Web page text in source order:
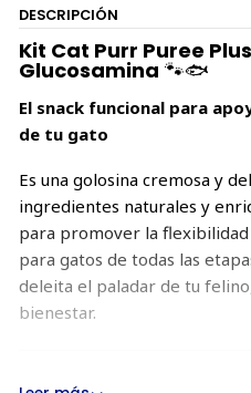
DESCRIPCIÓN
Kit Cat Purr Puree
Glucosamina 🐾🐟
El snack funcional para
de tu gato
Es una golosina cremosa y
ingredientes naturales y
para promover la
para gatos de todas las
deleita el paladar de tu
bienestar.
Características